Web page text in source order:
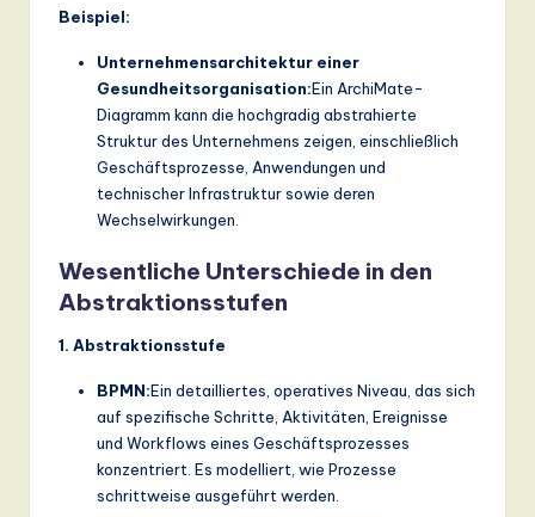
o
Beispiel:
Unternehmensarchitektur einer
Gesundheitsorganisation:Ein ArchiMate-
Diagramm kann die hochgradig abstrahierte
Struktur des Unternehmens zeigen, einschließlich
Geschäftsprozesse, Anwendungen und
technischer Infrastruktur sowie deren
Wechselwirkungen.
Wesentliche Unterschiede in den
Abstraktionsstufen
1. Abstraktionsstufe
BPMN:Ein detailliertes, operatives Niveau, das sich
auf spezifische Schritte, Aktivitäten, Ereignisse
und Workflows eines Geschäftsprozesses
konzentriert. Es modelliert, wie Prozesse
schrittweise ausgeführt werden.